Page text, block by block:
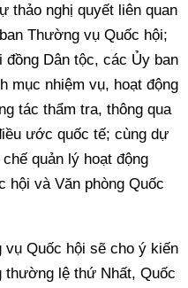
thảo nghị quyết liên quan
Thường vụ Quốc hội;
Dân tộc, các Ủy ban
mục nhiệm vụ, hoạt động
tác thẩm tra, thông qua
ước quốc tế; cùng dự
quản lý hoạt động
hội và Văn phòng Quốc
vụ Quốc hội sẽ cho ý kiến
thường lệ thứ Nhất, Quốc